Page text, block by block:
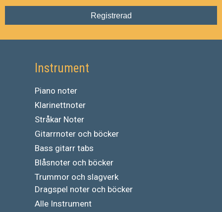
Registrerad
Instrument
Piano noter
Klarinettnoter
Stråkar Noter
Gitarrnoter och böcker
Bass gitarr tabs
Blåsnoter och böcker
Trummor och slagverk
Dragspel noter och böcker
Alle Instrument